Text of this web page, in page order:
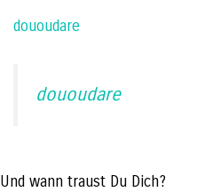
dououdare
dououdare
Und wann traust Du Dich?